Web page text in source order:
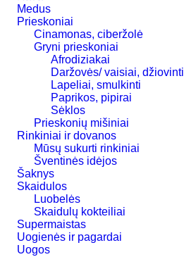
Medus
Prieskoniai
Cinamonas, ciberžolė
Gryni prieskoniai
Afrodiziakai
Daržovės/ vaisiai, džiovinti
Lapeliai, smulkinti
Paprikos, pipirai
Sėklos
Prieskonių mišiniai
Rinkiniai ir dovanos
Mūsų sukurti rinkiniai
Šventinės idėjos
Šaknys
Skaidulos
Luobelės
Skaidulų kokteiliai
Supermaistas
Uogienės ir pagardai
Uogos